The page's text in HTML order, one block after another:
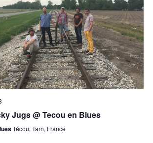
Jugs @ Tecou en Blues
Técou, Tarn, France